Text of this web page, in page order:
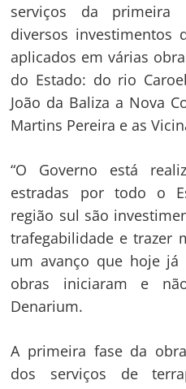
serviços da
diversos investimentos
aplicados em várias
do Estado: do rio
João da Baliza a Nova
Martins Pereira e as
“O Governo está
estradas por todo o
região sul são
trafegabilidade e trazer
um avanço que hoje já
obras iniciaram e
Denarium.
A primeira fase da
dos serviços de